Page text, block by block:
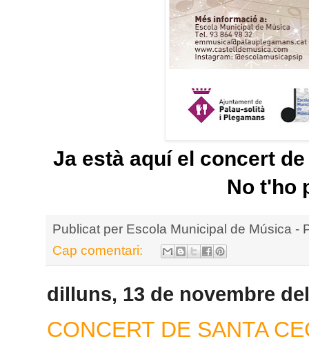
Ja està aquí el concert
No t'ho
Publicat per Escola Municipal de Música -
Cap comentari:
dilluns, 13 de novembre
CONCERT DE SANTA